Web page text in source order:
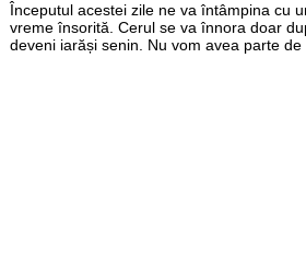
Începutul acestei zile ne va întâmpina cu
vreme însorită. Cerul se va înnora doar
deveni iarăși senin. Nu vom avea parte de